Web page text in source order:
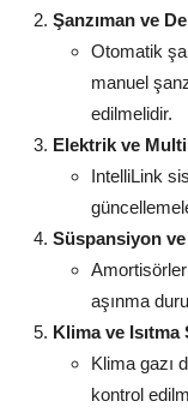
Şanzıman ve
Otomatik
manuel
edilmelidir.
Elektrik ve
IntelliLink
Süspansiyon ve
aşınma
Klima ve Isıtma
Klima gazı
kontrol